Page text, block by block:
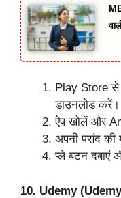
Play Store से
डाउनलोड करें।
ऐप खोलें और
अपनी पसंद की
प्ले बटन दबाएं
10. Udemy